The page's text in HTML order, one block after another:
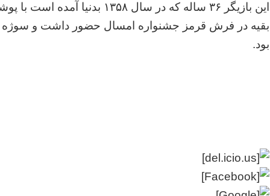
این بازیگر ۳۶ ساله که در سال ۱۳۵۸
بقیه در فرش قرمز جشنواره امسال حضور داشت و سوژه
بود.